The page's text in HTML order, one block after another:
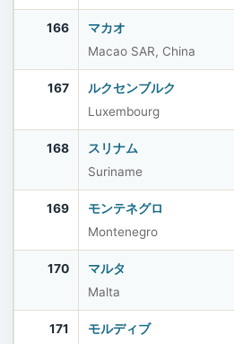
166
マカオ
Macao SAR, China
167
ルクセンブルク
Luxembourg
168
スリナム
Suriname
169
モンテネグロ
Montenegro
170
マルタ
Malta
171
モルディブ